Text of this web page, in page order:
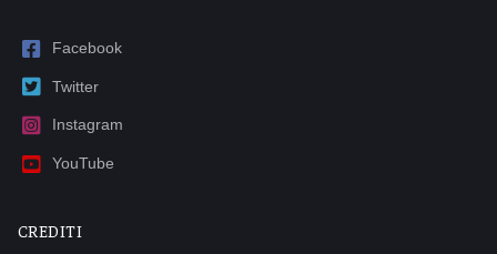
Facebook
Twitter
Instagram
YouTube
CREDITI